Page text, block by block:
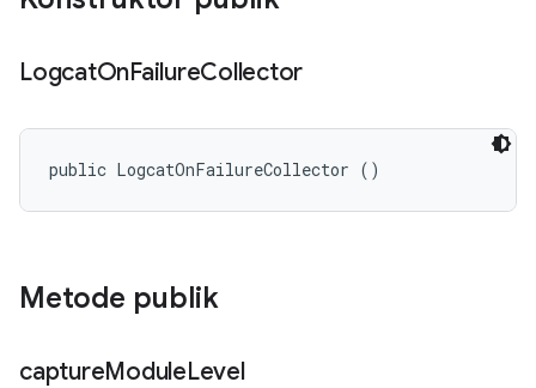
LogcatOnFailureCollector
public LogcatOnFailureCollector ()
Metode publik
captureModuleLevel